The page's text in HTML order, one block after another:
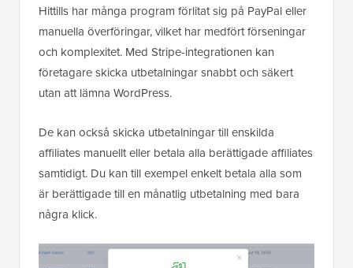
Hittills har många program förlitat sig på PayPal eller
manuella överföringar, vilket har medfört förseningar
och komplexitet. Med Stripe-integrationen kan
företagare skicka utbetalningar snabbt och säkert
utan att lämna WordPress.
De kan också skicka utbetalningar till enskilda
affiliates manuellt eller betala alla berättigade affiliates
samtidigt. Du kan till exempel enkelt betala alla som
är berättigade till en månatlig utbetalning med bara
några klick.